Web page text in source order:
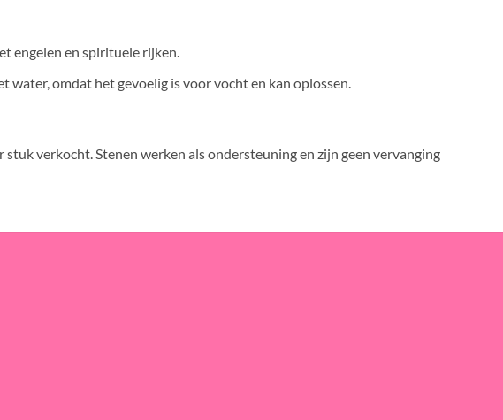
engelen en spirituele rijken.
omdat het gevoelig is voor vocht en kan oplossen.
verkocht. Stenen werken als ondersteuning en zijn geen vervanging